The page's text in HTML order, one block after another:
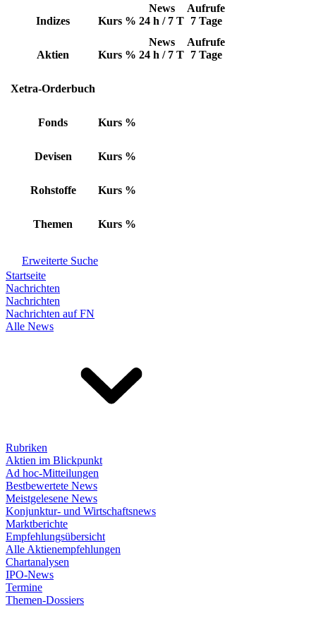
Indizes Kurs %
News
24 h / 7 T
Aufrufe
7 Tage
Aktien Kurs %
News
24 h / 7 T
Aufrufe
7 Tage
Xetra-Orderbuch
Fonds Kurs %
Devisen Kurs %
Rohstoffe Kurs %
Themen Kurs %
Erweiterte Suche
Startseite
Nachrichten
Nachrichten
Nachrichten auf FN
Alle News
Rubriken
Aktien im Blickpunkt
Ad hoc-Mitteilungen
Bestbewertete News
Meistgelesene News
Konjunktur- und Wirtschaftsnews
Marktberichte
Empfehlungsübersicht
Alle Aktienempfehlungen
Chartanalysen
IPO-News
Termine
Themen-Dossiers